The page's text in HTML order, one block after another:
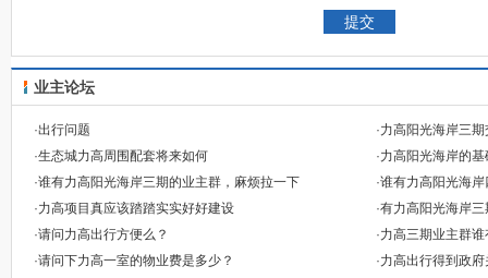
业主论坛
·出行问题 ·力高阳光海岸三
·生态城力高周围配套将来如何 ·力高阳光海岸的基
·谁有力高阳光海岸三期的业主群，麻烦拉一下 ·谁有力高阳光海
·力高项目真应该踏踏实实好好建设 ·有力高阳光海岸
·请问力高出行方便么？ ·力高三期业主群谁
·请问下力高一室的物业费是多少？ ·力高出行得到政府